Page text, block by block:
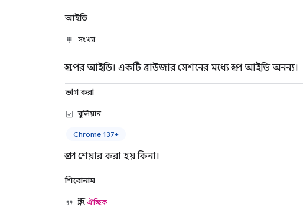
আইডি
সংখ্যা
গ্রুপের আইডি। একটি ব্রাউজার সেশনের মধ্যে গ্রুপ আইডি অনন্য।
ভাগ করা
বুলিয়ান
Chrome 137+
গ্রুপ শেয়ার করা হয় কিনা।
শিরোনাম
স্ট্রিং ঐচ্ছিক